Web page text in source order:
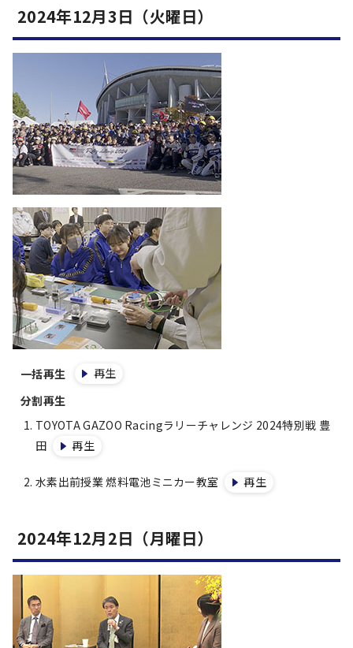
2024年12月3日（火曜日）
一括再生
再生
分割再生
TOYOTA GAZOO Racingラリーチャレンジ 2024特別戦 豊
田
再生
水素出前授業 燃料電池ミニカー教室 再生
2024年12月2日（月曜日）